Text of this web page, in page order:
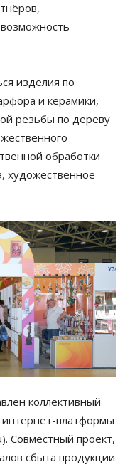
изделия по
и керамики,
резьбы по дереву
обработки
художественное
коллективный
интернет-платформы
Совместный проект,
сбыта продукции